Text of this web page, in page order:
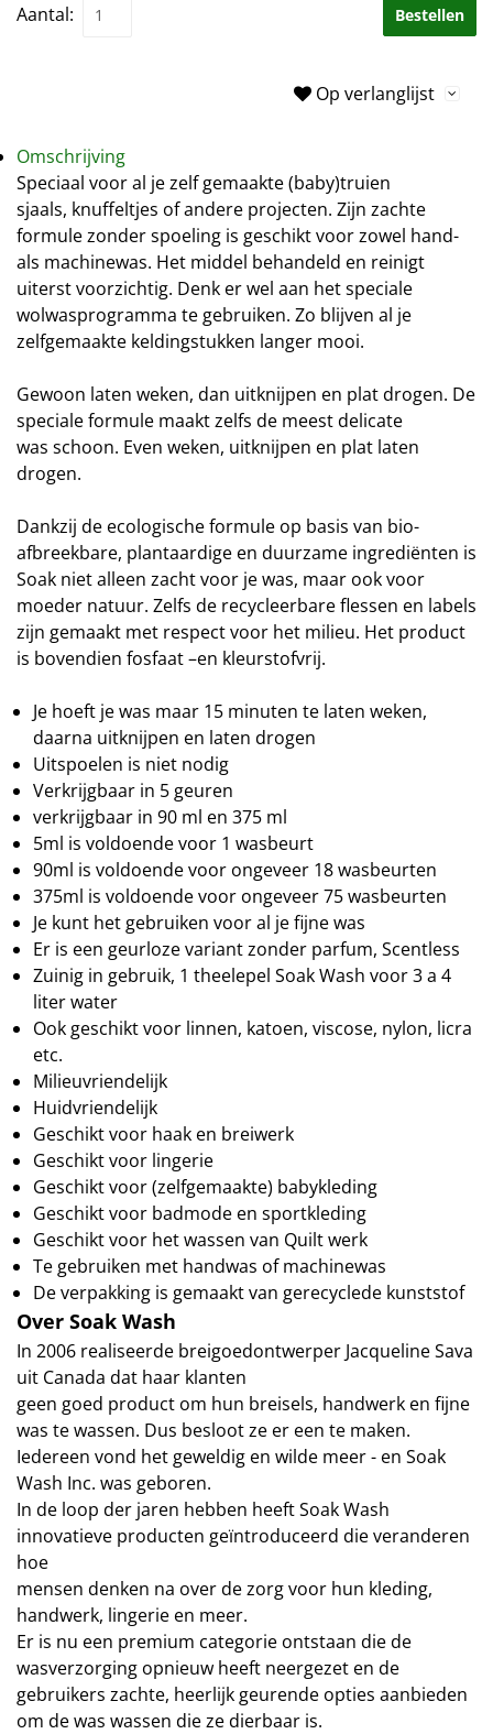
Aantal: Bestellen
Op verlanglijst
Omschrijving
Speciaal voor al je zelf gemaakte (baby)truien
sjaals, knuffeltjes of andere projecten. Zijn zachte
formule zonder spoeling is geschikt voor zowel hand-
als machinewas. Het middel behandeld en reinigt
uiterst voorzichtig. Denk er wel aan het speciale
wolwasprogramma te gebruiken. Zo blijven al je
zelfgemaakte keldingstukken langer mooi.
Gewoon laten weken, dan uitknijpen en plat drogen. De
speciale formule maakt zelfs de meest delicate
was schoon. Even weken, uitknijpen en plat laten
drogen.
Dankzij de ecologische formule op basis van bio-
afbreekbare, plantaardige en duurzame ingrediënten is
Soak niet alleen zacht voor je was, maar ook voor
moeder natuur. Zelfs de recycleerbare flessen en labels
zijn gemaakt met respect voor het milieu. Het product
is bovendien fosfaat –en kleurstofvrij.
Je hoeft je was maar 15 minuten te laten weken,
daarna uitknijpen en laten drogen
Uitspoelen is niet nodig
Verkrijgbaar in 5 geuren
verkrijgbaar in 90 ml en 375 ml
5ml is voldoende voor 1 wasbeurt
90ml is voldoende voor ongeveer 18 wasbeurten
375ml is voldoende voor ongeveer 75 wasbeurten
Je kunt het gebruiken voor al je fijne was
Er is een geurloze variant zonder parfum, Scentless
Zuinig in gebruik, 1 theelepel Soak Wash voor 3 a 4
liter water
Ook geschikt voor linnen, katoen, viscose, nylon, licra
etc.
Milieuvriendelijk
Huidvriendelijk
Geschikt voor haak en breiwerk
Geschikt voor lingerie
Geschikt voor (zelfgemaakte) babykleding
Geschikt voor badmode en sportkleding
Geschikt voor het wassen van Quilt werk
Te gebruiken met handwas of machinewas
De verpakking is gemaakt van gerecyclede kunststof
Over Soak Wash
In 2006 realiseerde breigoedontwerper Jacqueline Sava
uit Canada dat haar klanten
geen goed product om hun breisels, handwerk en fijne
was te wassen. Dus besloot ze er een te maken.
Iedereen vond het geweldig en wilde meer - en Soak
Wash Inc. was geboren.
In de loop der jaren hebben heeft Soak Wash
innovatieve producten geïntroduceerd die veranderen
hoe
mensen denken na over de zorg voor hun kleding,
handwerk, lingerie en meer.
Er is nu een premium categorie ontstaan die de
wasverzorging opnieuw heeft neergezet en de
gebruikers zachte, heerlijk geurende opties aanbieden
om de was wassen die ze dierbaar is.